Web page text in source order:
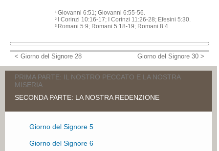
1 Giovanni 6:51; Giovanni 6:55-56.
2 I Corinzi 10:16-17; I Corinzi 11:26-28; Efesini 5:30.
3 Romani 5:9; Romani 5:18-19; Romani 8:4.
< Giorno del Signore 28 Giorno del Signore 30 >
PRIMA PARTE: IL NOSTRO PECCATO E LA NOSTRA
MISERIA
Giorno del Signore 2
Giorno del Signore 3
SECONDA PARTE: LA NOSTRA REDENZIONE
Giorno del Signore 5
Giorno del Signore 6